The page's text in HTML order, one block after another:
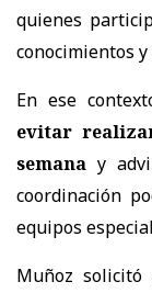
quienes
conocimientos
En ese
evitar
semana y
coordinación
equipos
Muñoz solicitó